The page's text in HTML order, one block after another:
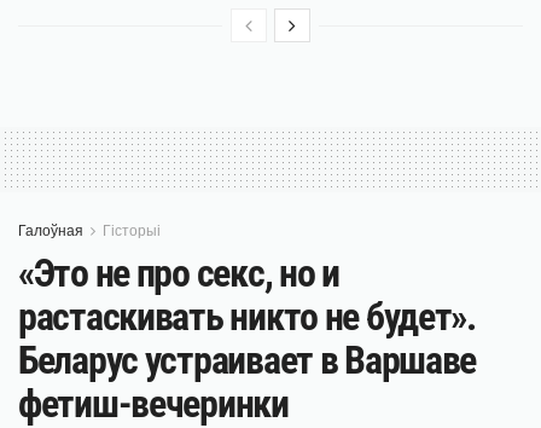
Галоўная Гісторыі
«Это не про секс, но и
растаскивать никто не будет».
Беларус устраивает в Варшаве
фетиш-вечеринки